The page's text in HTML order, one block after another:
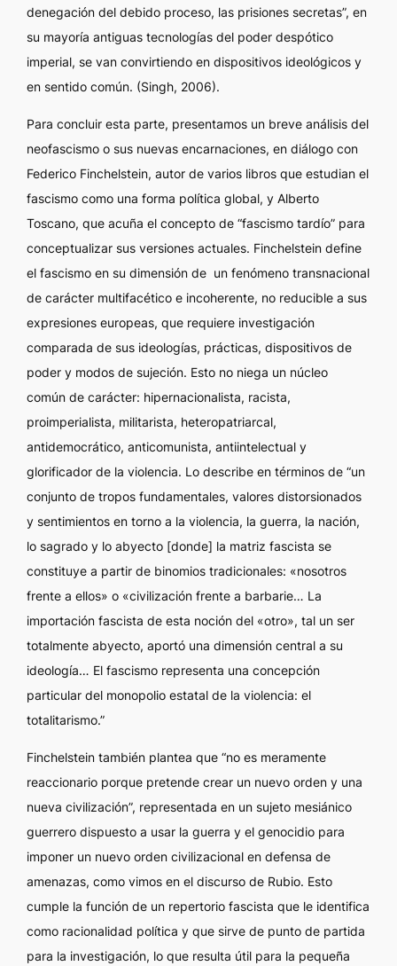
denegación del debido proceso, las prisiones secretas”, en
su mayoría antiguas tecnologías del poder despótico
imperial, se van convirtiendo en dispositivos ideológicos y
en sentido común. (Singh, 2006).
Para concluir esta parte, presentamos un breve análisis del
neofascismo o sus nuevas encarnaciones, en diálogo con
Federico Finchelstein, autor de varios libros que estudian el
fascismo como una forma política global, y Alberto
Toscano, que acuña el concepto de “fascismo tardío” para
conceptualizar sus versiones actuales. Finchelstein define
el fascismo en su dimensión de un fenómeno transnacional
de carácter multifacético e incoherente, no reducible a sus
expresiones europeas, que requiere investigación
comparada de sus ideologías, prácticas, dispositivos de
poder y modos de sujeción. Esto no niega un núcleo
común de carácter: hipernacionalista, racista,
proimperialista, militarista, heteropatriarcal,
antidemocrático, anticomunista, antiintelectual y
glorificador de la violencia. Lo describe en términos de “un
conjunto de tropos fundamentales, valores distorsionados
y sentimientos en torno a la violencia, la guerra, la nación,
lo sagrado y lo abyecto [donde] la matriz fascista se
constituye a partir de binomios tradicionales: «nosotros
frente a ellos» o «civilización frente a barbarie… La
importación fascista de esta noción del «otro», tal un ser
totalmente abyecto, aportó una dimensión central a su
ideología… El fascismo representa una concepción
particular del monopolio estatal de la violencia: el
totalitarismo.”
Finchelstein también plantea que “no es meramente
reaccionario porque pretende crear un nuevo orden y una
nueva civilización”, representada en un sujeto mesiánico
guerrero dispuesto a usar la guerra y el genocidio para
imponer un nuevo orden civilizacional en defensa de
amenazas, como vimos en el discurso de Rubio. Esto
cumple la función de un repertorio fascista que le identifica
como racionalidad política y que sirve de punto de partida
para la investigación, lo que resulta útil para la pequeña